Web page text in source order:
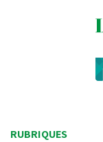
RUBRIQUES